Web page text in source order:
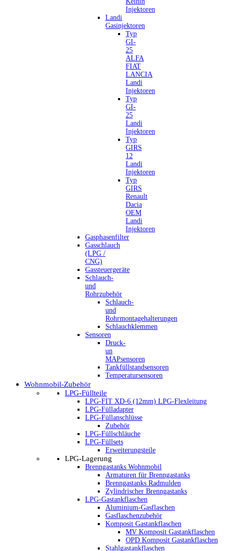
Injektoren
Landi
Gasinjektoren
Typ
GI-
25
ALFA
FIAT
LANCIA
Landi
Injektoren
Typ
GI-
25
Landi
Injektoren
Typ
GIRS
12
Landi
Injektoren
Typ
GIRS
Renault
Dacia
OEM
Landi
Injektoren
Gasphasenfilter
Gasschlauch
(LPG /
CNG)
Gassteuergeräte
Schlauch-
und
Rohrzubehör
Schlauch-
und
Rohrmontagehalterungen
Schlauchklemmen
Sensoren
Druck-
un
MAPsensoren
Tankfüllstandsensoren
Temperatursensoren
Wohnmobil-Zubehör
LPG-Füllteile
LPG-FIT XD-6 (12mm) LPG-Flexleitung
LPG-Fülladapter
LPG-Füllanschlüsse
Zubehör
LPG-Füllschläuche
LPG-Füllsets
Erweiterungsteile
LPG-Lagerung
Brenngastanks Wohnmobil
Armaturen für Brenngastanks
Brenngastanks Radmulden
Zylindrischer Brenngastanks
LPG-Gastankflaschen
Aluminium-Gasflaschen
Gasflaschenzubehör
Komposit Gastankflaschen
MV Komposit Gastankflaschen
OPD Komposit Gastankflaschen
Stahlgastankflaschen